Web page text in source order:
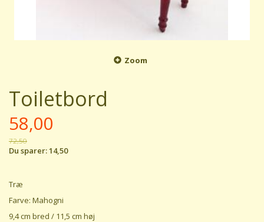
Zoom
Toiletbord
58,00
72,50
Du sparer:14,50
Træ
Farve: Mahogni
9,4 cm bred / 11,5 cm høj